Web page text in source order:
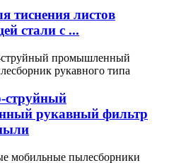
тиснения листов
стали с ...
струйный
рукавный фильтр